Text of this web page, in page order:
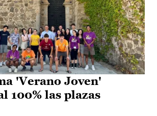
'Verano Joven'
100% las plazas